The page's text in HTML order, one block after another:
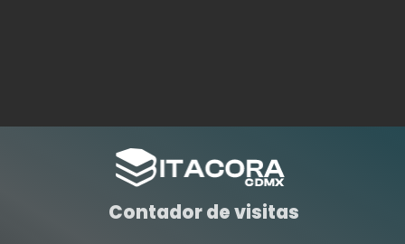
Contador de visitas